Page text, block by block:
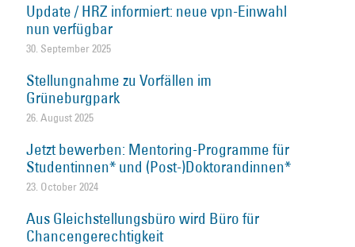
Update / HRZ informiert: neue vpn-Einwahl
nun verfügbar
30. September 2025
Stellungnahme zu Vorfällen im
Grüneburgpark
26. August 2025
Jetzt bewerben: Mentoring-Programme für
Studentinnen* und (Post-)Doktorandinnen*
23. October 2024
Aus Gleichstellungsbüro wird Büro für
Chancengerechtigkeit